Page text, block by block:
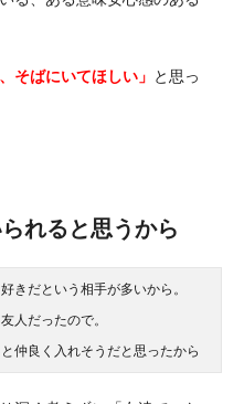
そばにいてほしい」 と思っ
れると思うから
きだという相手が多いから。
人だったので。
仲良く入れそうだと思ったから